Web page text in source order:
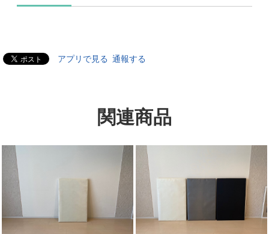
アプリで見る 通報する
関連商品